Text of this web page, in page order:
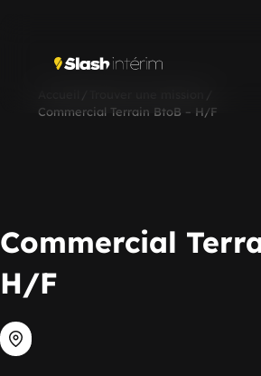
Commercial Terrain BtoB – H/F
Commercial
H/F